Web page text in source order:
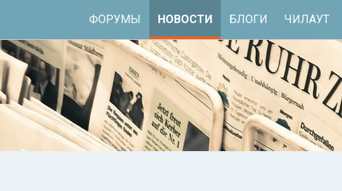
ФОРУМЫ НОВОСТИ БЛОГИ ЧИЛАУТ